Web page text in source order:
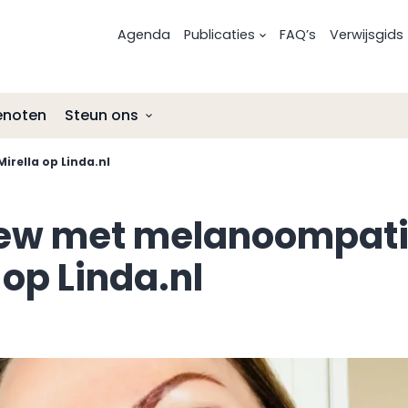
Agenda Publicaties FAQ’s Verwijsgids
Onderzoek en ontwikkelingen
Lotgenotencontact
Lotgenotencontact
Leven met en na oogmelanoom
Steun ons
ANBI-status Stichting Melanoom
op Linda.nl
met
Linda.nl